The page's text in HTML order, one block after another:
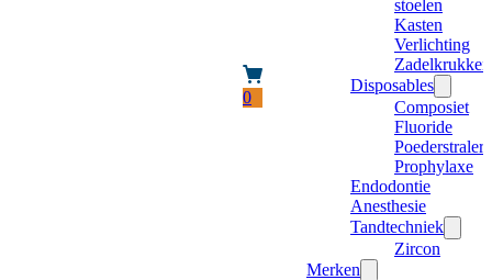
0
stoelen
Kasten
Verlichting
Zadelkrukken
Disposables
Composiet
Fluoride
Poederstraler
Prophylaxe
Endodontie
Anesthesie
Tandtechniek
Zircon
Merken